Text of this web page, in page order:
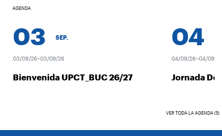
AGENDA
03 SEP.
03/09/26–03/09/26
Bienvenida UPCT_BUC 26/27
04
04/09/26–04/09/26
Jornada
VER TODA LA AGENDA (5)